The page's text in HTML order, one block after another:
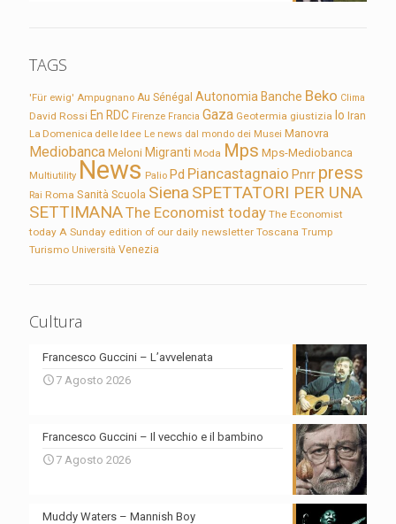
TAGS
'Für ewig' Ampugnano Au Sénégal Autonomia Banche Beko Clima
David Rossi En RDC Firenze Francia Gaza Geotermia giustizia Io Iran
La Domenica delle Idee Le news dal mondo dei Musei Manovra
Mediobanca Meloni Migranti Moda Mps Mps-Mediobanca
Multiutility News Palio Pd Piancastagnaio Pnrr press
Rai Roma Sanità Scuola Siena SPETTATORI PER UNA
SETTIMANAThe Economist today The Economist
today A Sunday edition of our daily newsletter Toscana Trump
Turismo Università Venezia
Cultura
Francesco Guccini – L’avvelenata
7 Agosto 2026
Francesco Guccini – Il vecchio e il bambino
7 Agosto 2026
Muddy Waters – Mannish Boy